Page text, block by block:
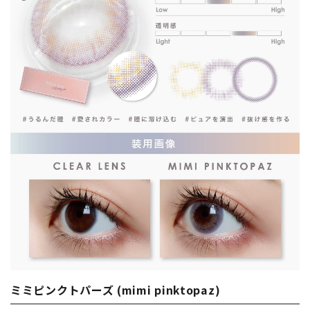
ミミピンクトパーズ (mimi pinktopaz)